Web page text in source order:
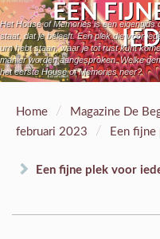
EEN
Het House of Memories is een eigentijds
staat, dat je beleeft. Een plek die voor
urn hebt staan, waar je tot rust kunt
manier worden aangesproken. Welke
het eerste House of Memories neer?
Home / Magazine De
februari 2023 / Een
Een fijne plek voor